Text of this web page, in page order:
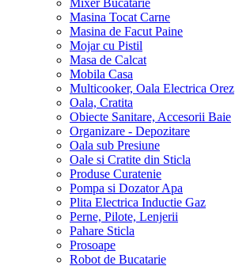
Mixer Bucatarie
Masina Tocat Carne
Masina de Facut Paine
Mojar cu Pistil
Masa de Calcat
Mobila Casa
Multicooker, Oala Electrica Orez
Oala, Cratita
Obiecte Sanitare, Accesorii Baie
Organizare - Depozitare
Oala sub Presiune
Oale si Cratite din Sticla
Produse Curatenie
Pompa si Dozator Apa
Plita Electrica Inductie Gaz
Perne, Pilote, Lenjerii
Pahare Sticla
Prosoape
Robot de Bucatarie